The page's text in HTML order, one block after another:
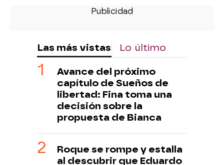
Las más vistas Lo último
Avance del próximo
capítulo de Sueños de
libertad: Fina toma una
decisión sobre la
propuesta de Bianca
Roque se rompe y estalla
al descubrir que Eduardo